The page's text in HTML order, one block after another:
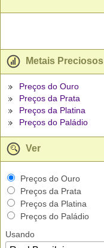
Metais Preciosos
Preços do Ouro
Preços da Prata
Preços da Platina
Preços do Paládio
Ver
Preços do Ouro
Preços da Prata
Preços da Platina
Preços do Paládio
Usando